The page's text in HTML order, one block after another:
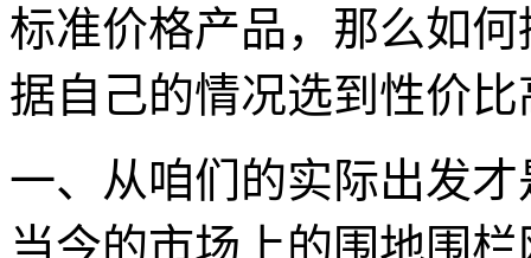
标准价格产品，那么如
据自己的情况选到性价
一、从咱们的实际出发
当今的市场上的围地围